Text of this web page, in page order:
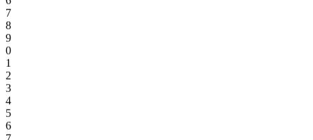
7
8
9
0
1
2
3
4
5
6
7